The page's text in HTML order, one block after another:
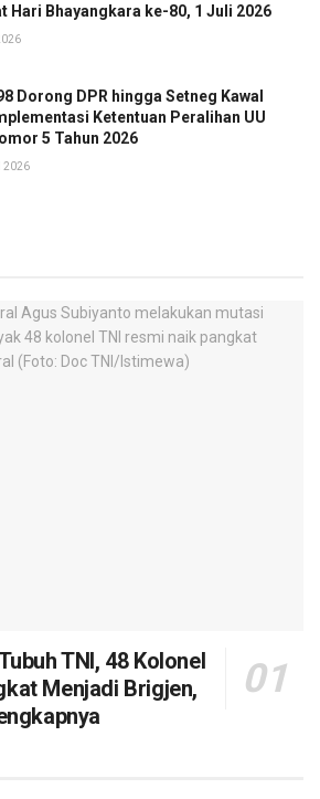
Hari Bhayangkara ke-80, 1 Juli 2026
Dorong DPR hingga Setneg Kawal
Ketentuan Peralihan UU
5 Tahun 2026
2026
TNI, 48 Kolonel
Menjadi Brigjen,